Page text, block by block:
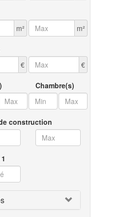
m²
m²
€
€
Chambre(s)
construction